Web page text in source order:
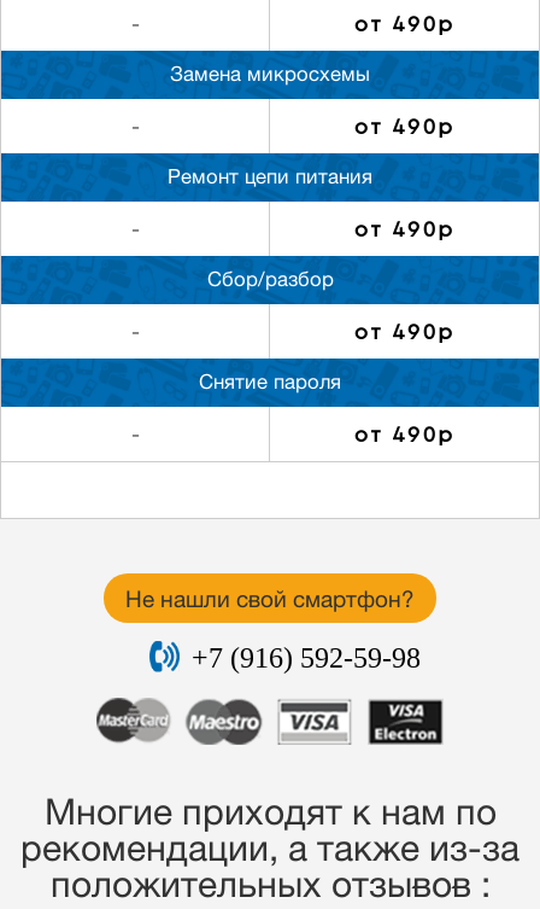
- от 490р
Замена микросхемы
- от 490р
Ремонт цепи питания
- от 490р
Сбор/разбор
- от 490р
Снятие пароля
- от 490р
Не нашли свой смартфон?
+7 (916) 592-59-98
Многие приходят к нам по
рекомендации, a также из-за
положительных отзывов :